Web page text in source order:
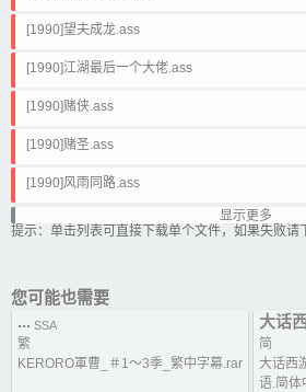
[1990]望夫成龙.ass
[1990]江湖最后一个大佬.ass
[1990]赌侠.ass
[1990]赌圣.ass
[1990]风雨同路.ass
[1990]龙凤茶楼.ass
[1991]整蛊专家.ass
[1991]新精武门1991.ass
[1991]赌侠2：上海滩赌圣.ass
显示更多
提示：单击列表可直接下载单个文件，如果失败请
您可能也需要
... SSA
繁
KERORO軍曹_＃1～3季_繁中字幕.rar
大话
简
大话西
语.简体